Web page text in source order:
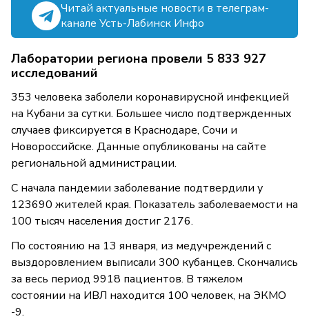
Читай актуальные новости в телеграм-
канале Усть-Лабинск Инфо
Лаборатории региона провели 5 833 927
исследований
353 человека заболели коронавирусной инфекцией
на Кубани за сутки. Большее число подтвержденных
случаев фиксируется в Краснодаре, Сочи и
Новороссийске. Данные опубликованы на сайте
региональной администрации.
С начала пандемии заболевание подтвердили у
123690 жителей края. Показатель заболеваемости на
100 тысяч населения достиг 2176.
По состоянию на 13 января, из медучреждений с
выздоровлением выписали 300 кубанцев. Скончались
за весь период 9918 пациентов. В тяжелом
состоянии на ИВЛ находится 100 человек, на ЭКМО
-9.